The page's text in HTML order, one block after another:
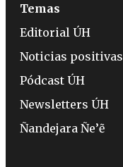
Temas
Editorial ÚH
Noticias positivas
Pódcast ÚH
Newsletters ÚH
Ñandejara Ñe’ẽ